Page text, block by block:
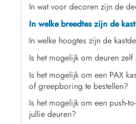
In wat voor decoren zijn de
In welke breedtes zijn de
In welke hoogtes zijn de
Is het mogelijk om deuren zelf
Is het mogelijk om een PAX
of greepboring te bestellen?
Is het mogelijk om een push-
jullie deuren?